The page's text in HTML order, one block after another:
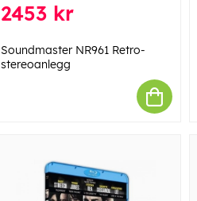
2453 kr
Soundmaster NR961 Retro-
stereoanlegg